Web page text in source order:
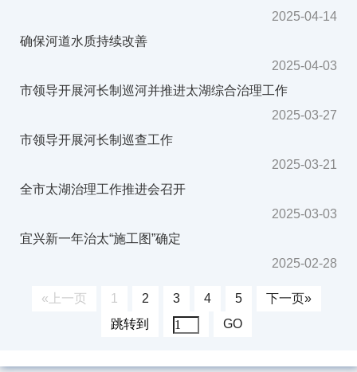
2025-04-14
确保河道水质持续改善
2025-04-03
市领导开展河长制巡河并推进太湖综合治理工作
2025-03-27
市领导开展河长制巡查工作
2025-03-21
全市太湖治理工作推进会召开
2025-03-03
宜兴新一年治太“施工图”确定
2025-02-28
«上一页 1 2 3 4 5
下一页»
跳转到
GO